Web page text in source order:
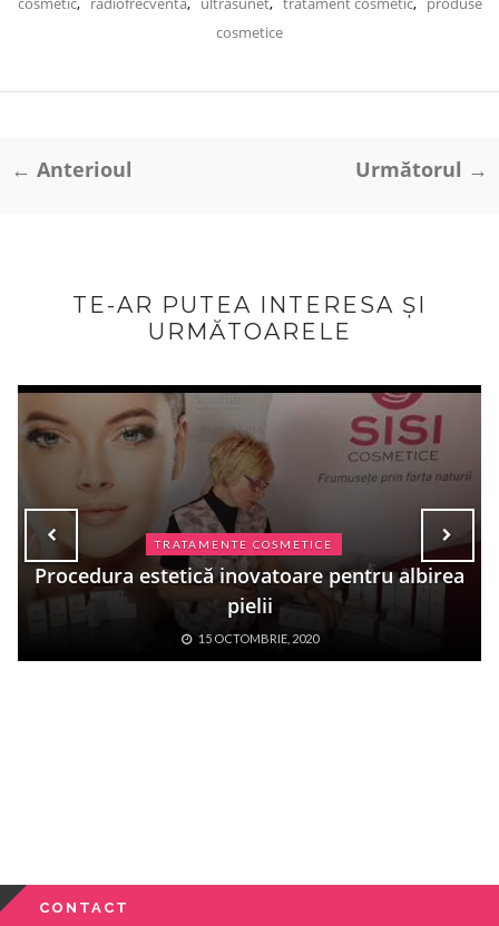
cosmetice
← Anterioul Următorul →
TE-AR PUTEA INTERESA ȘI
URMĂTOARELE
TRATAMENTE COSMETICE
Procedura estetică inovatoare pentru albirea
pielii
15 OCTOMBRIE, 2020
CONTACT